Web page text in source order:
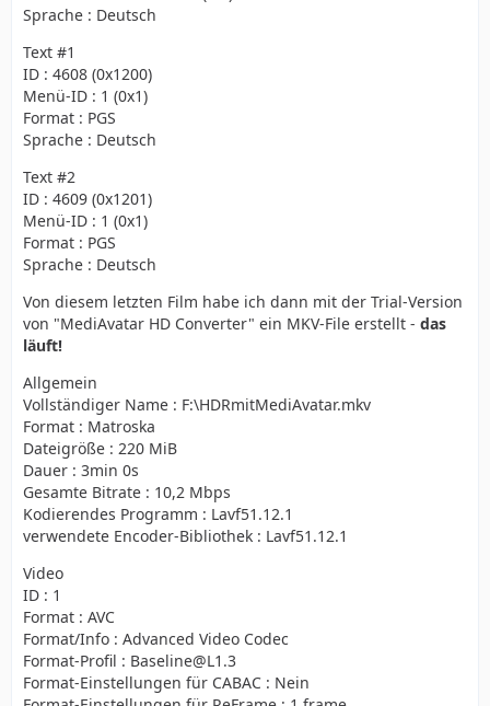
Sprache : Deutsch
Text #1
ID : 4608 (0x1200)
Menü-ID : 1 (0x1)
Format : PGS
Sprache : Deutsch
Text #2
ID : 4609 (0x1201)
Menü-ID : 1 (0x1)
Format : PGS
Sprache : Deutsch
Von diesem letzten Film habe ich dann mit der Trial-Version
von "MediAvatar HD Converter" ein MKV-File erstellt - das
läuft!
Allgemein
Vollständiger Name : F:\HDRmitMediAvatar.mkv
Format : Matroska
Dateigröße : 220 MiB
Dauer : 3min 0s
Gesamte Bitrate : 10,2 Mbps
Kodierendes Programm : Lavf51.12.1
verwendete Encoder-Bibliothek : Lavf51.12.1
Video
ID : 1
Format : AVC
Format/Info : Advanced Video Codec
Format-Profil : Baseline@L1.3
Format-Einstellungen für CABAC : Nein